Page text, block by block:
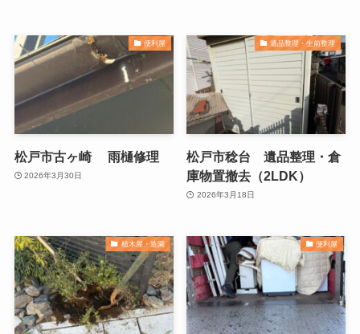
便利屋
松戸市古ヶ崎 雨樋修理
2026年3月30日
遺品整理・生前整理
松戸市稔台 遺品整理・倉
庫物置撤去（2LDK）
2026年3月18日
植木屋・造園 便利屋